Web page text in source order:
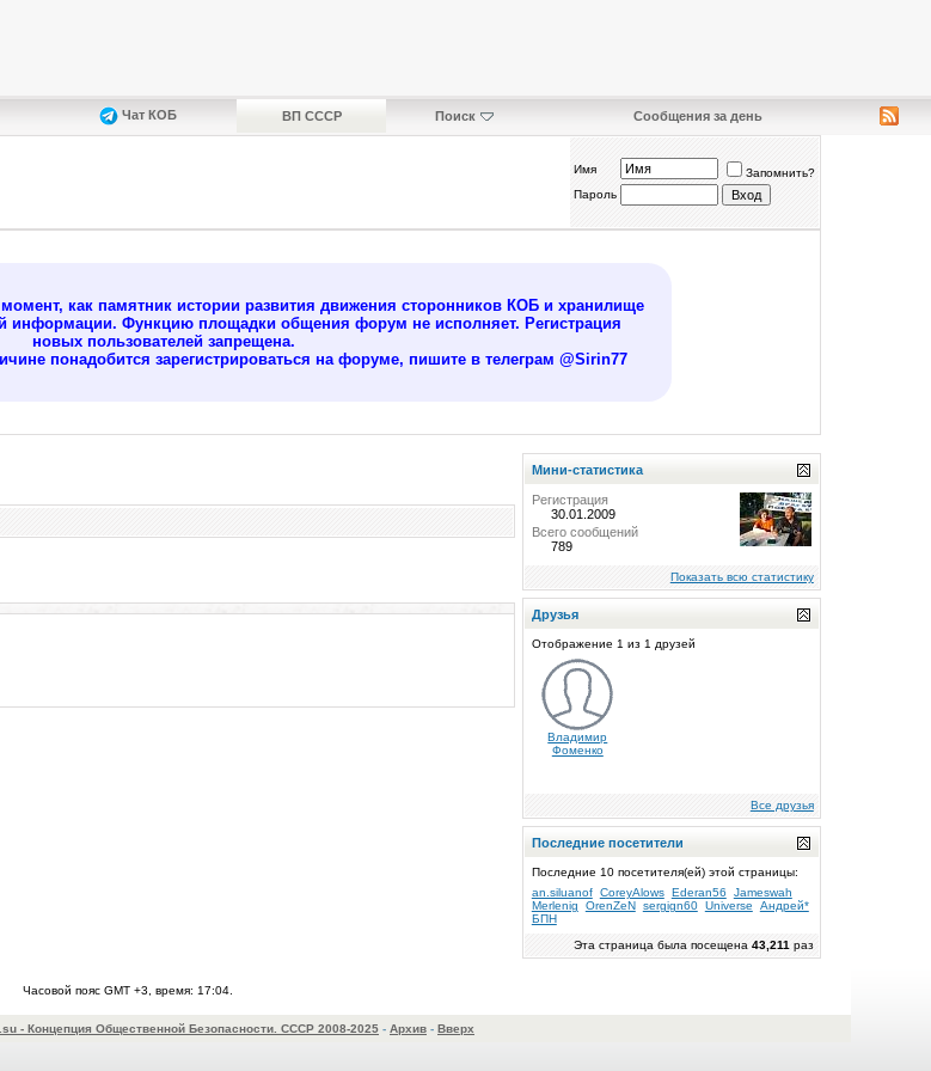
Чат КОБ ВП СССР Поиск Сообщения за день
Имя
Запомнить?
Пароль
как памятник истории развития движения сторонников КОБ и хранилище
информации. Функцию площадки общения форум не исполняет. Регистрация
новых пользователей запрещена.
понадобится зарегистрироваться на форуме, пишите в телеграм @Sirin77
Мини-статистика
Регистрация
30.01.2009
Всего сообщений
789
Показать всю статистику
Друзья
Отображение 1 из 1 друзей
Владимир
Фоменко
Все друзья
Последние посетители
Последние 10 посетителя(ей) этой страницы:
an.siluanof CoreyAlows Ederan56
Jameswah
Merlenig
OrenZeN sergign60 Universe
Андрей*
БПН
Эта страница была посещена 43,211 раз
Часовой пояс GMT +3, время: 17:04
- Концепция Общественной Безопасности. СССР 2008-2025 - Архив - Вверх